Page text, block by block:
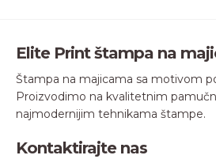
na
stranici
proizvoda.
na
stranici
Elite Print štampa na
Štampa na majicama sa motivom
Proizvodimo na kvalitetnim
najmodernijim tehnikama štampe.
Kontaktirajte nas